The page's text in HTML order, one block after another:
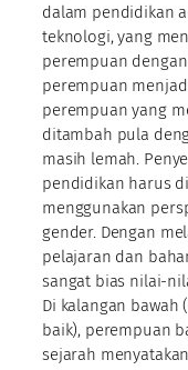
dalam pendidikan
teknologi, yang
perempuan
perempuan
perempuan yang
ditambah pula
masih lemah.
pendidikan harus
menggunakan
gender. Dengan
pelajaran dan
sangat bias nilai-
Di kalangan
baik), perempuan
sejarah